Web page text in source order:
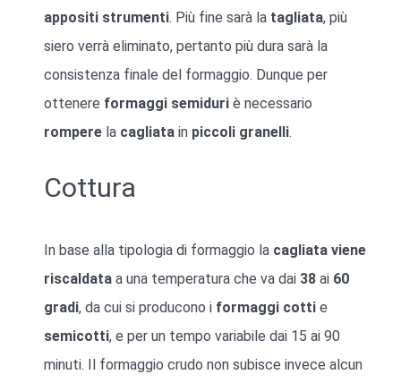
appositi strumenti. Più fine sarà la tagliata, più
siero verrà eliminato, pertanto più dura sarà la
consistenza finale del formaggio. Dunque per
ottenere formaggi semiduri è necessario
rompere la cagliata in piccoli granelli.
Cottura
In base alla tipologia di formaggio la cagliata viene
riscaldata a una temperatura che va dai 38 ai 60
gradi, da cui si producono i formaggi cotti e
semicotti, e per un tempo variabile dai 15 ai 90
minuti. Il formaggio crudo non subisce invece alcun